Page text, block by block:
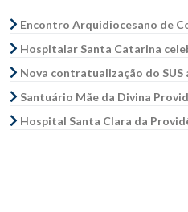
Encontro Arquidiocesano de
Hospitalar Santa Catarina
Nova contratualização do SUS
Santuário Mãe da Divina
Hospital Santa Clara da